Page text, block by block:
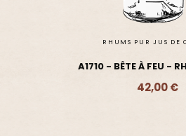
RHUMS PUR JUS DE
A1710 - BÊTE À FEU -
42,00 €
Ajouter - 42,00